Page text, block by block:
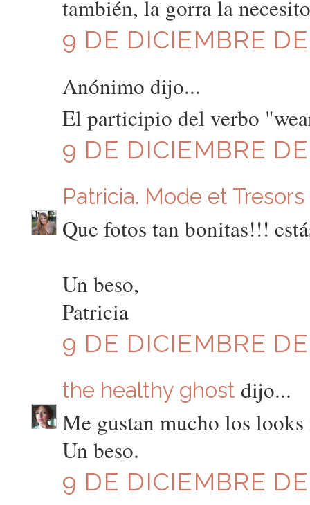
también, la gorra la
9 DE DICIEMBRE
Anónimo dijo...
El participio del verbo
9 DE DICIEMBRE
Patricia. Mode et Tresors
Que fotos tan bonitas!!!
Un beso,
Patricia
9 DE DICIEMBRE
the healthy ghost dijo...
Me gustan mucho los
Un beso.
9 DE DICIEMBRE